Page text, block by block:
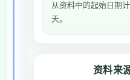
从资料中的起始日期
天。
资料来